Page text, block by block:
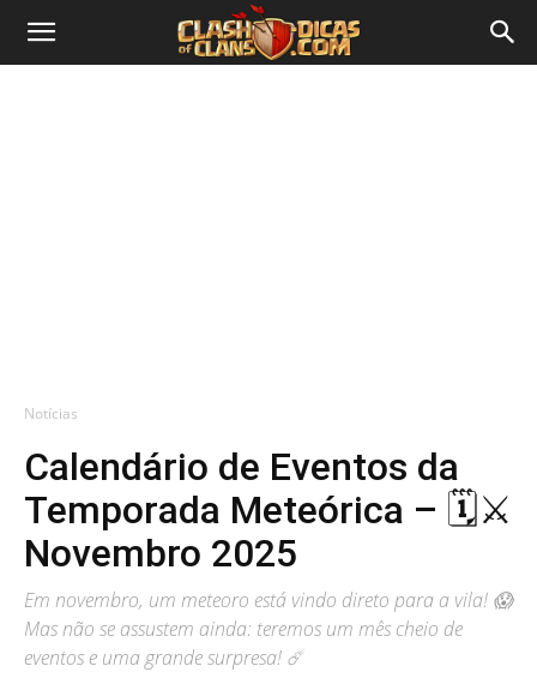
Notícias
Calendário de Eventos da
Temporada Meteórica – 🗓️⚔️
Novembro 2025
Em novembro, um meteoro está vindo direto para a vila! 😱
Mas não se assustem ainda: teremos um mês cheio de
eventos e uma grande surpresa! ☄️